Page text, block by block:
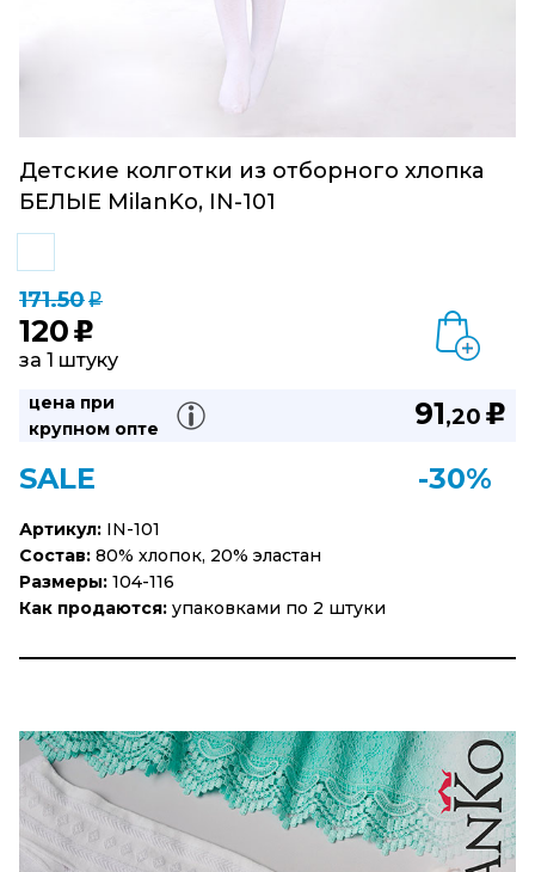
Детские колготки из отборного хлопка
БЕЛЫЕ MilanKo, IN-101
171.50q
120 u
за 1 штуку
цена при
крупном опте
91,20 u
SALE -30%
Артикул: IN-101
Состав: 80% хлопок, 20% эластан
Размеры: 104-116
Как продаются: упаковками по 2 штуки